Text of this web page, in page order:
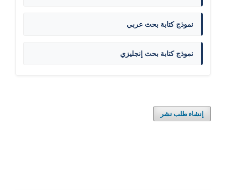
نموذج كتابة بحث عربي
نموذج كتابة بحث إنجليزي
إنشاء طلب نشر